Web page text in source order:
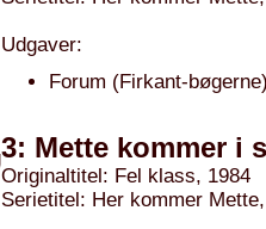
Udgaver:
Forum (Firkant-
3: Mette kommer i
Originaltitel: Fel klass, 1984
Serietitel: Her kommer